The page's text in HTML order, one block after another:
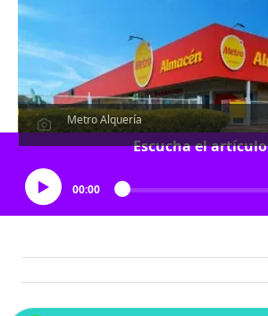
Metro Alquería
Escucha el artículo
00:00